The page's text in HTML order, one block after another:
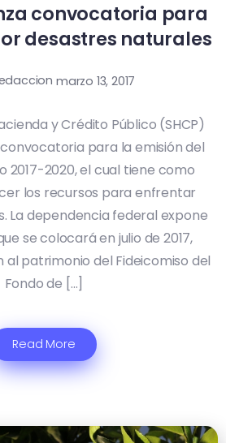
convocatoria para
desastres naturales
marzo 13, 2017
y Crédito Público (SHCP)
para la emisión del
2017-2020, el cual tiene como
los recursos para enfrentar
La dependencia federal expone
se colocará en julio de 2017,
patrimonio del Fideicomiso del
Fondo de […]
Read More